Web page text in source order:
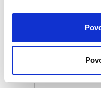
Pouze členové
zvýhodněním -5